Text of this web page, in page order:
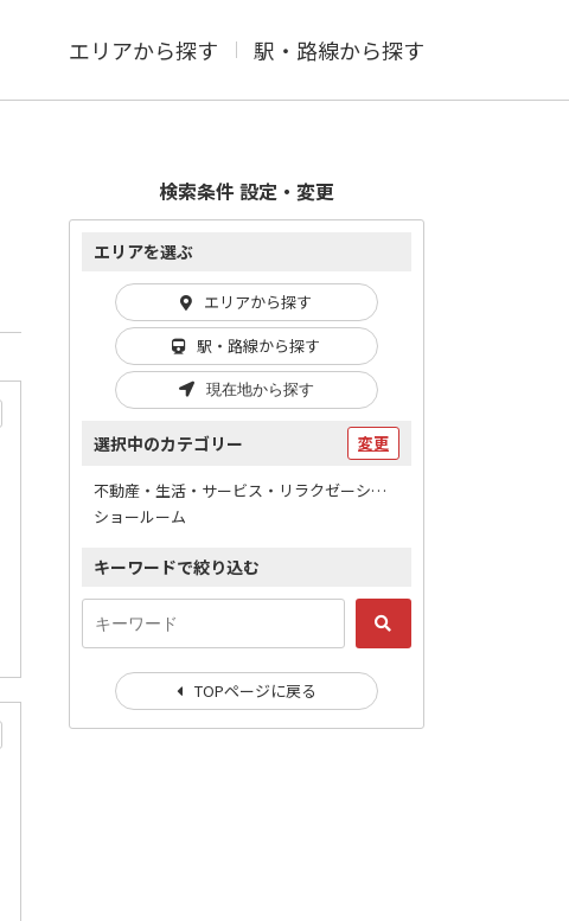
エリアから探す 駅・路線から探す
検索条件 設定・変更
エリアを選ぶ
エリアから探す
駅・路線から探す
現在地から探す
選択中のカテゴリー 変更
不動産・生活・サービス・リラクゼーション / 車関連
ショールーム
キーワードで絞り込む
TOPページに戻る